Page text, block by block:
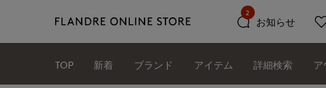
お知らせ
2
TOP 新着 ブランド アイテム 詳細検索 ア